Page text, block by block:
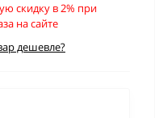
скидку в 2% при
на сайте
дешевле?